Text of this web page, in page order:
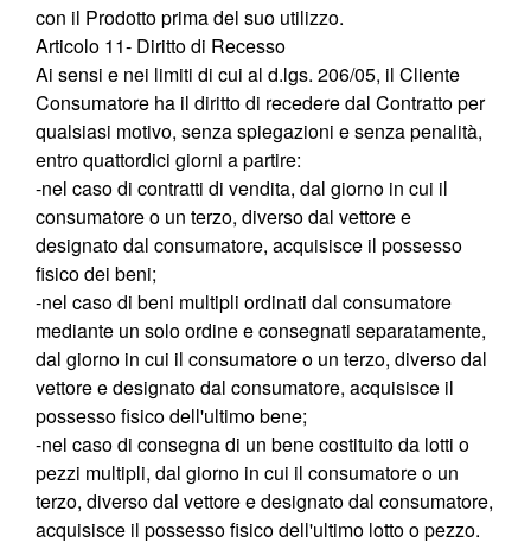
con il Prodotto prima del suo utilizzo.
Articolo 11- Diritto di Recesso
Ai sensi e nei limiti di cui al d.lgs. 206/05, il Cliente
Consumatore ha il diritto di recedere dal Contratto per
qualsiasi motivo, senza spiegazioni e senza penalità,
entro quattordici giorni a partire:
-nel caso di contratti di vendita, dal giorno in cui il
consumatore o un terzo, diverso dal vettore e
designato dal consumatore, acquisisce il possesso
fisico dei beni;
-nel caso di beni multipli ordinati dal consumatore
mediante un solo ordine e consegnati separatamente,
dal giorno in cui il consumatore o un terzo, diverso dal
vettore e designato dal consumatore, acquisisce il
possesso fisico dell'ultimo bene;
-nel caso di consegna di un bene costituito da lotti o
pezzi multipli, dal giorno in cui il consumatore o un
terzo, diverso dal vettore e designato dal consumatore,
acquisisce il possesso fisico dell'ultimo lotto o pezzo.